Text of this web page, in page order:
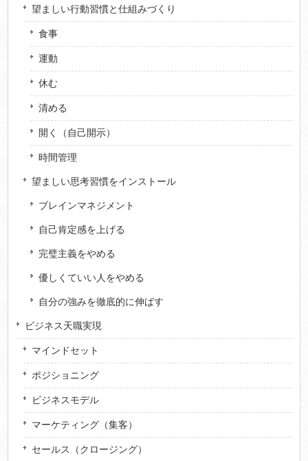
望ましい行動習慣と仕組みづくり
食事
運動
休む
清める
開く（自己開示）
時間管理
望ましい思考習慣をインストール
ブレインマネジメント
自己肯定感を上げる
完璧主義をやめる
優しくていい人をやめる
自分の強みを徹底的に伸ばす
ビジネス天職実現
マインドセット
ポジショニング
ビジネスモデル
マーケティング（集客）
セールス（クロージング）